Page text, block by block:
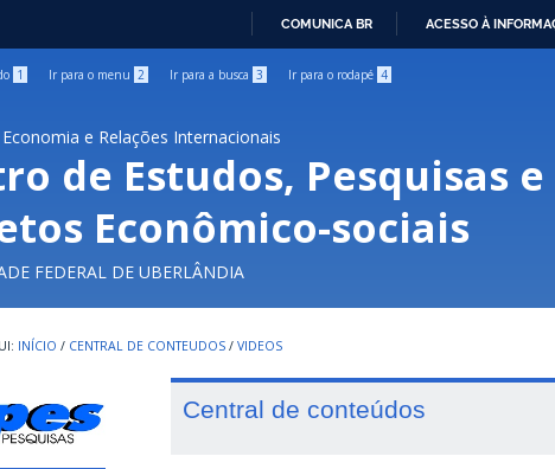
COMUNICA BR ACESSO À
1 Ir para o menu 2 Ir para a busca 3 Ir para o rodapé 4
e Relações Internacionais
de Estudos, Pesquisas e
Econômico-sociais
FEDERAL DE UBERLÂNDIA
INÍCIO / CENTRAL DE CONTEUDOS / VIDEOS
Central de conteúdos